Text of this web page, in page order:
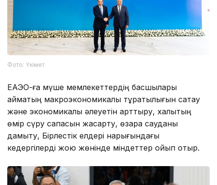
Фото: Үкімет
ЕАЭО-ға мүше мемлекеттердің басшылары
аймақтың макроэкономикалық тұрақтылығын сақтау
және экономикалық әлеуетін арттыру, халықтың
өмір сүру сапасын жақсарту, өзара сауданы
дамыту, Бірлестік елдері нарығындағы
кедергілерді жою жөнінде міндеттер қойып отыр.